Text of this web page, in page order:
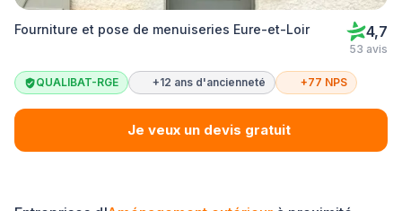
Fourniture et pose de menuiseries Eure-et-Loir 4,7
53 avis
QUALIBAT-RGE +12 ans d'ancienneté +77 NPS
Je veux un devis gratuit